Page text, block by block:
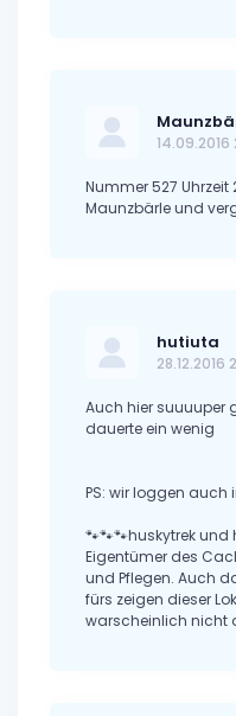
14.09.2016
Nummer 527
Maunzbärle und
hutiuta
28.12.2016
Auch hier suuuuper
dauerte ein wenig
PS: wir loggen auch
🐾🐾🐾huskytrek
Eigentümer des
und Pflegen. Auch
fürs zeigen dieser
warscheinlich nicht